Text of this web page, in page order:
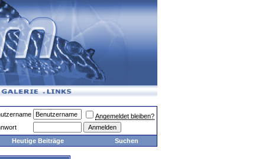
Angemeldet bleiben?
Heutige Beiträge
Suchen